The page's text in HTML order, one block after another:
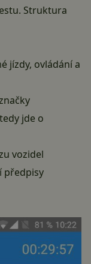
Struktura
jízdy, ovládání a
jde o
vozidel
předpisy